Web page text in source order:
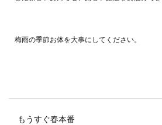
梅雨の季節お体を大事にしてください。
もうすぐ春本番